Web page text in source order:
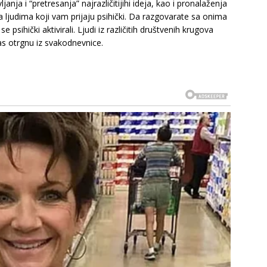
i “pretresanja” najrazličitijihi ideja, kao i pronalaženja
koji vam prijaju psihički. Da razgovarate sa onima
psihički aktivirali. Ljudi iz različitih društvenih krugova
otrgnu iz svakodnevnice.